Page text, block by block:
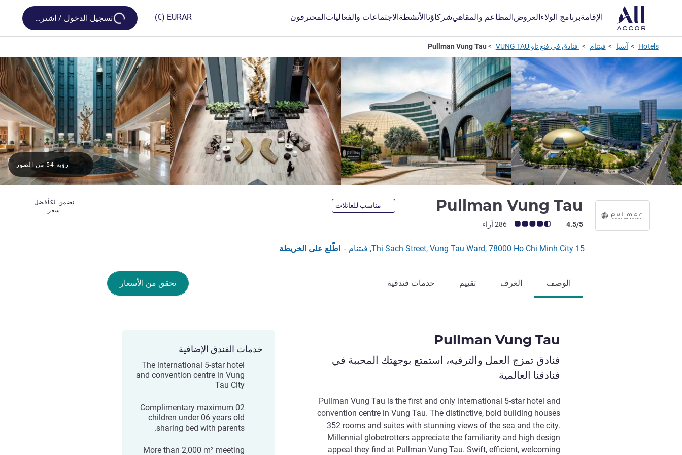
الإقامةبرنامج الولاءالعروضالمطاعم والمقاهيشركاؤناالأنشطةالاجتماعات والفعالياتالمحترفون AR
EUR
(€)
Loading...
تسجيل الدخول / اشترك
Hotels آسيا فيتنام فنادق في فنغ تاو VUNG TAU Pullman Vung Tau
Pullman Vung Tau مناسب للعائلات
ملاحظة أراء العملاء (رأي ALL)
4.5/5 286 أراء
نضمن لكأفضل
سعر
رؤية 54 من الصور
15 Thi Sach Street, Vung Tau Ward, 78000 Ho Chi Minh City, فيتنام - اطّلع على الخريطة
تحقق من الأسعار الوصف الغرف تقييم خدمات فندقية
Pullman Vung Tau
فنادق تمزج العمل والترفيه، استمتع بوجهتك المحببة في
فنادقنا العالمية
Pullman Vung Tau is the first and only international 5-star hotel and
convention centre in Vung Tau. The distinctive, bold building houses
352 rooms and suites with stunning views of the sea and the city.
Millennial globetrotters appreciate the familiarity and high design
appeal they find at Pullman Vung Tau. Swift, efficient, welcoming
خدمات الفندق الإضافية
The international 5-star hotel
and convention centre in Vung
Tau City
Complimentary maximum 02
children under 06 years old
sharing bed with parents.
More than 2,000 m² meeting